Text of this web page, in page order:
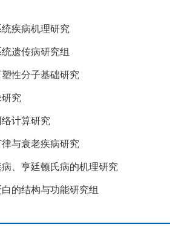
疾病机理研究
传病研究组
分子基础研究
究
算研究
衰老疾病研究
亨廷顿氏病的机理研究
结构与功能研究组